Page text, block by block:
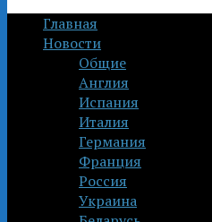
Главная
Новости
Общие
Англия
Испания
Италия
Германия
Франция
Россия
Украина